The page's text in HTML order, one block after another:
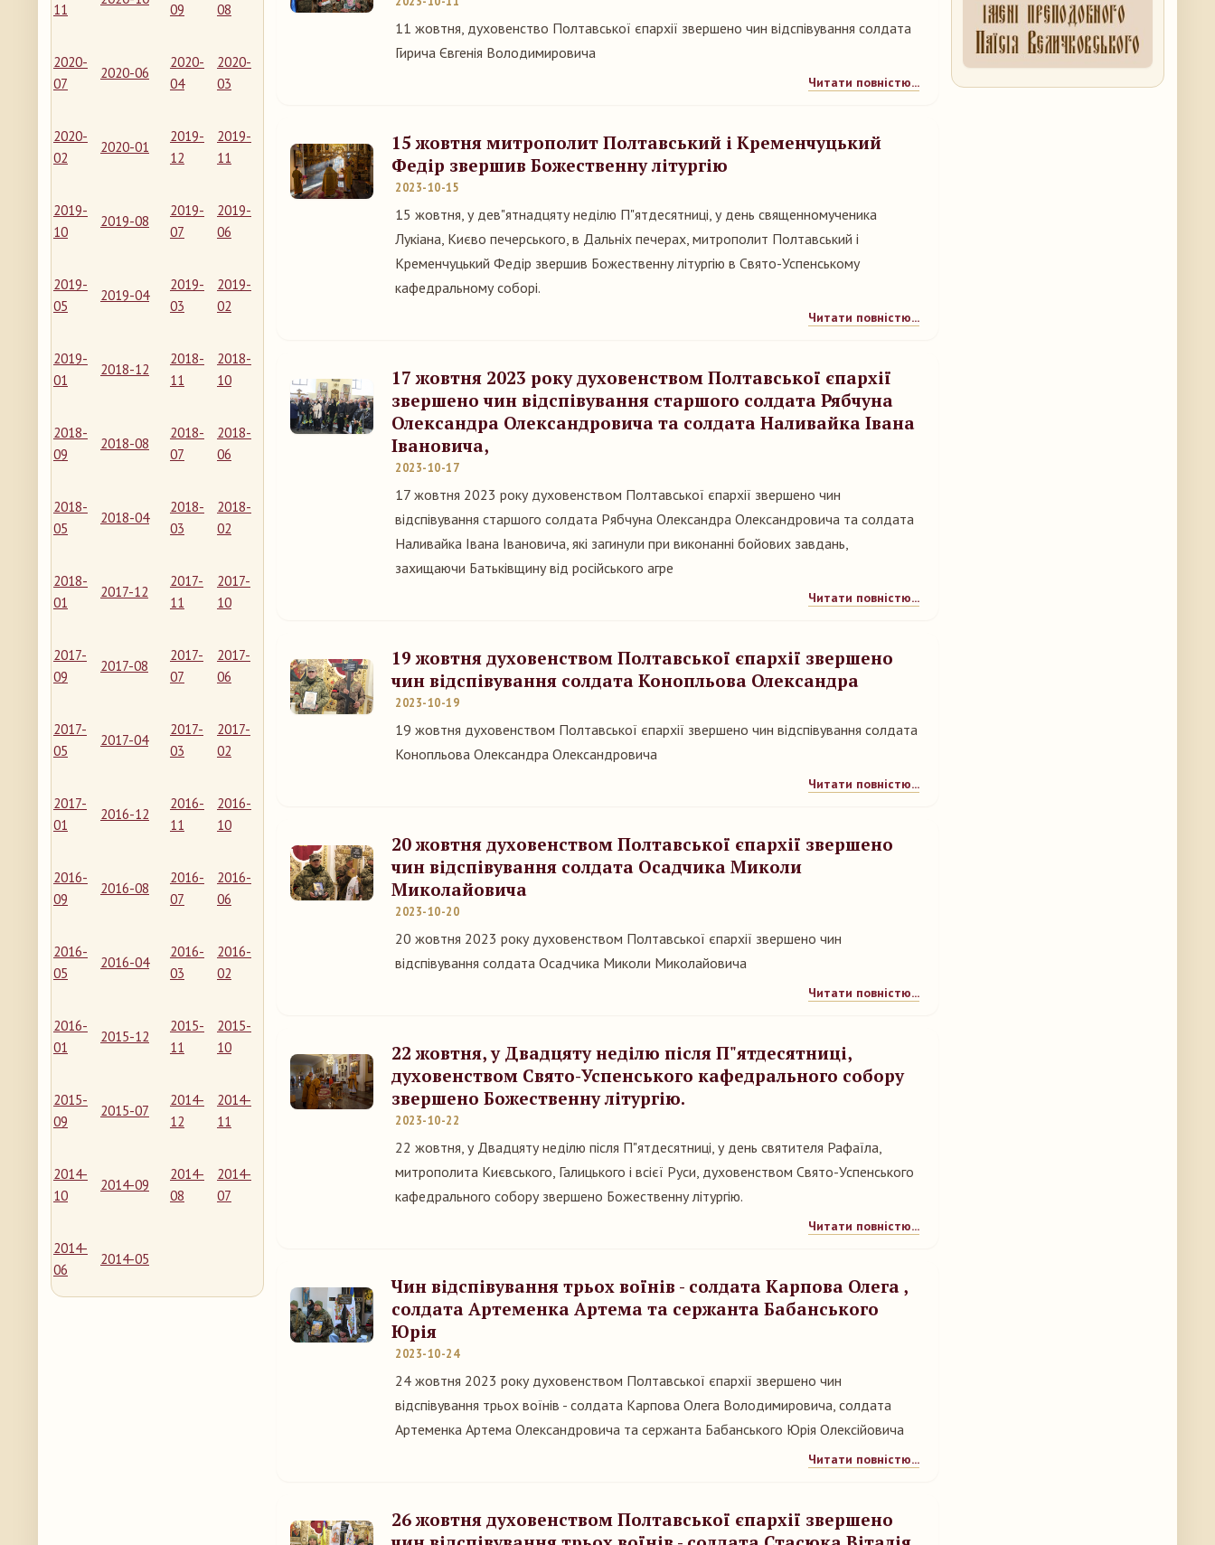
11
09
08
2020-
07
2020-06
2020-
04
2020-
03
2020-
02
2020-01
2019-
12
2019-
11
2019-
10
2019-08
2019-
07
2019-
06
2019-
05
2019-04
2019-
03
2019-
02
2019-
01
2018-12
2018-
11
2018-
10
2018-
09
2018-08
2018-
07
2018-
06
2018-
05
2018-04
2018-
03
2018-
02
2018-
01
2017-12
2017-
11
2017-
10
2017-
09
2017-08
2017-
07
2017-
06
2017-
05
2017-04
2017-
03
2017-
02
2017-
01
2016-12
2016-
11
2016-
10
2016-
09
2016-08
2016-
07
2016-
06
2016-
05
2016-04
2016-
03
2016-
02
2016-
01
2015-12
2015-
11
2015-
10
2015-
09
2015-07
2014-
12
2014-
11
2014-
10
2014-09
2014-
08
2014-
07
2014-
06
2014-05
11 жовтня, духовенство Полтавської єпархії звершено чин відспівування солдата
Гирича Євгенія Володимировича
Читати повністю...
15 жовтня митрополит Полтавський і Кременчуцький
Федір звершив Божественну літургію
2023-10-15
15 жовтня, у дев"ятнадцяту неділю П"ятдесятниці, у день священномученика
Лукіана, Києво печерського, в Дальніх печерах, митрополит Полтавський і
Кременчуцький Федір звершив Божественну літургію в Свято-Успенському
кафедральному соборі.
Читати повністю...
17 жовтня 2023 року духовенством Полтавської єпархії
звершено чин відспівування старшого солдата Рябчуна
Олександра Олександровича та солдата Наливайка Івана
Івановича,
2023-10-17
17 жовтня 2023 року духовенством Полтавської єпархії звершено чин
відспівування старшого солдата Рябчуна Олександра Олександровича та солдата
Наливайка Івана Івановича, які загинули при виконанні бойових завдань,
захищаючи Батьківщину від російського агре
Читати повністю...
19 жовтня духовенством Полтавської єпархії звершено
чин відспівування солдата Конопльова Олександра
2023-10-19
19 жовтня духовенством Полтавської єпархії звершено чин відспівування солдата
Конопльова Олександра Олександровича
Читати повністю...
20 жовтня духовенством Полтавської єпархії звершено
чин відспівування солдата Осадчика Миколи
Миколайовича
2023-10-20
20 жовтня 2023 року духовенством Полтавської єпархії звершено чин
відспівування солдата Осадчика Миколи Миколайовича
Читати повністю...
22 жовтня, у Двадцяту неділю після П"ятдесятниці,
духовенством Свято-Успенського кафедрального собору
звершено Божественну літургію.
2023-10-22
22 жовтня, у Двадцяту неділю після П"ятдесятниці, у день святителя Рафаїла,
митрополита Києвського, Галицького і всієї Руси, духовенством Свято-Успенського
кафедрального собору звершено Божественну літургію.
Читати повністю...
Чин відспівування трьох воїнів - солдата Карпова Олега ,
солдата Артеменка Артема та сержанта Бабанського
Юрія
2023-10-24
24 жовтня 2023 року духовенством Полтавської єпархії звершено чин
відспівування трьох воїнів - солдата Карпова Олега Володимировича, солдата
Артеменка Артема Олександровича та сержанта Бабанського Юрія Олексійовича
Читати повністю...
26 жовтня духовенством Полтавської єпархії звершено